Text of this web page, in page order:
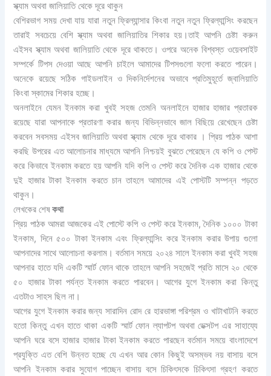
স্ক্যাম অথবা জালিয়াতি থেকে দূরে থাকুন
বেশিরভাগ সময় দেখা যায় যারা নতুন ফ্রিল্যান্সার কিংবা নতুন নতুন ফ্রিল্যান্সিং করছেন
তারাই সবচেয়ে বেশি স্ক্যাম অথবা জালিয়াতির শিকার হয়।তাই আপনি চেষ্টা করুন
এইসব স্ক্যাম অথবা জালিয়াতি থেকে দূরে থাকতে। ওপরে অনেক বিশ্বস্ত ওয়েবসাইট
সম্পর্কে টিপস দেওয়া আছে আপনি চাইলে আমাদের টিপসগুলো ফলো করতে পারেন।
অনেকে রয়েছে সঠিক গাইডলাইন ও দিকনির্দেশনের অভাবে প্রতিমুহূর্তে জ্বালিয়াতি
কিংবা স্কামের শিকার হচ্ছে।
অনলাইনে যেমন ইনকাম করা খুবই সহজ তেমনি অনলাইনে হাজার হাজার প্রতারক
রয়েছে যারা আপনাকে প্রতারণা করার জন্য বিভিন্নভাবে জাল বিছিয়ে রেখেছেন চেষ্টা
করবেন সবসময় এইসব জালিয়াতি অথবা স্ক্যাম থেকে দূরে থাকার । প্রিয় পাঠক আশা
করছি উপরের এত আলোচনার মাধ্যমে আপনি নিশ্চয়ই বুঝতে পেরেছেন যে কপি ও পেস্ট
করে কিভাবে ইনকাম করতে হয় আপনি যদি কপি ও পেস্ট করে দৈনিক এক হাজার থেকে
দুই হাজার টাকা ইনকাম করতে চান তাহলে আমাদের এই পোস্টটি সম্পন্ন পড়তে
থাকুন।
লেখকের শেষকথা
প্রিয় পাঠক আমরা আজকের এই পোস্টে কপি ও পেস্ট করে ইনকাম, দৈনিক ১০০০ টাকা
ইনকাম, দিনে ৫০০ টাকা ইনকাম এবং ফ্রিল্যান্সিং করে ইনকাম করার উপায় গুলো
আপনাদের সাথে আলোচনা করলাম। বর্তমান সময়ে ২০২৪ সালে ইনকাম করা খুবই সহজ
আপনার হাতে যদি একটি স্মার্ট ফোন থাকে তাহলে আপনি সহজেই প্রতি মাসে ২০ থেকে
৫০ হাজার টাকা পর্যন্ত ইনকাম করতে পারবেন। আগের যুগে ইনকাম করা কিন্তু
এতটাও সাহস ছিল না।
আগের যুগে ইনকাম করার জন্য সারাদিন রোদ রে হারভাঙ্গা পরিশ্রম ও খাটাখাটনি করতে
হতো কিন্তু এখন হাতে থাকা একটি স্মার্ট ফোন ল্যাপটপ অথবা ডেক্সটপ এর সাহায্যে
আপনি ঘরে বসে হাজার হাজার টাকা ইনকাম করতে পারছেন বর্তমান সময়ে বাংলাদেশে
প্রযুক্তি এত বেশি উন্নত হচ্ছে যে এখন আর কোন কিছুই অসম্ভব নয় বাসায় বসে
আপনি ইনকাম করার সুযোগ পাচ্ছেন বাসায় বসে চিকিৎসকে চিকিৎসা গ্রহণ করতে